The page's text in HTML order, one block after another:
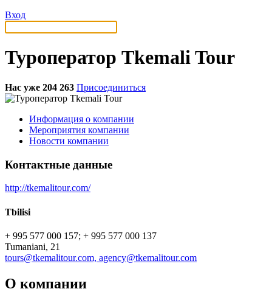
Вход
Туроператор Tkemali Tour
Нас уже 204 263 Присоединиться
Информация о компании
Мероприятия компании
Новости компании
Контактные данные
http://tkemalitour.com/
Tbilisi
+ 995 577 000 157; + 995 577 000 137
Tumaniani, 21
tours@tkemalitour.com, agency@tkemalitour.com
О компании